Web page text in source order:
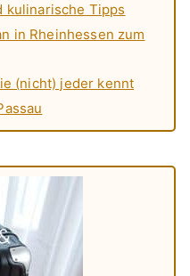
kulinarische Tipps
in Rheinhessen zum
(nicht) jeder kennt